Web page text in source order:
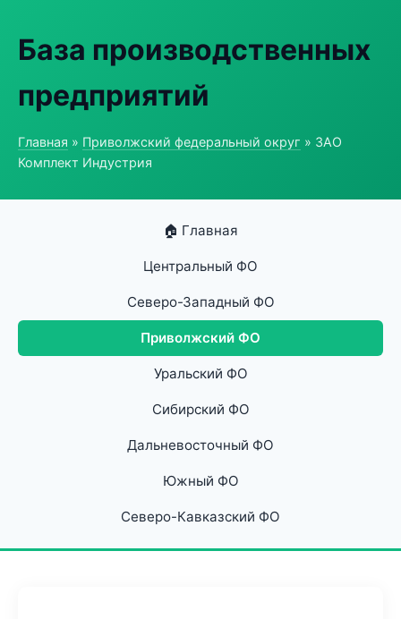
База производственных
предприятий
Главная » Приволжский федеральный округ » ЗАО
Комплект Индустрия
🏠 Главная
Центральный ФО
Северо-Западный ФО
Приволжский ФО
Уральский ФО
Сибирский ФО
Дальневосточный ФО
Южный ФО
Северо-Кавказский ФО